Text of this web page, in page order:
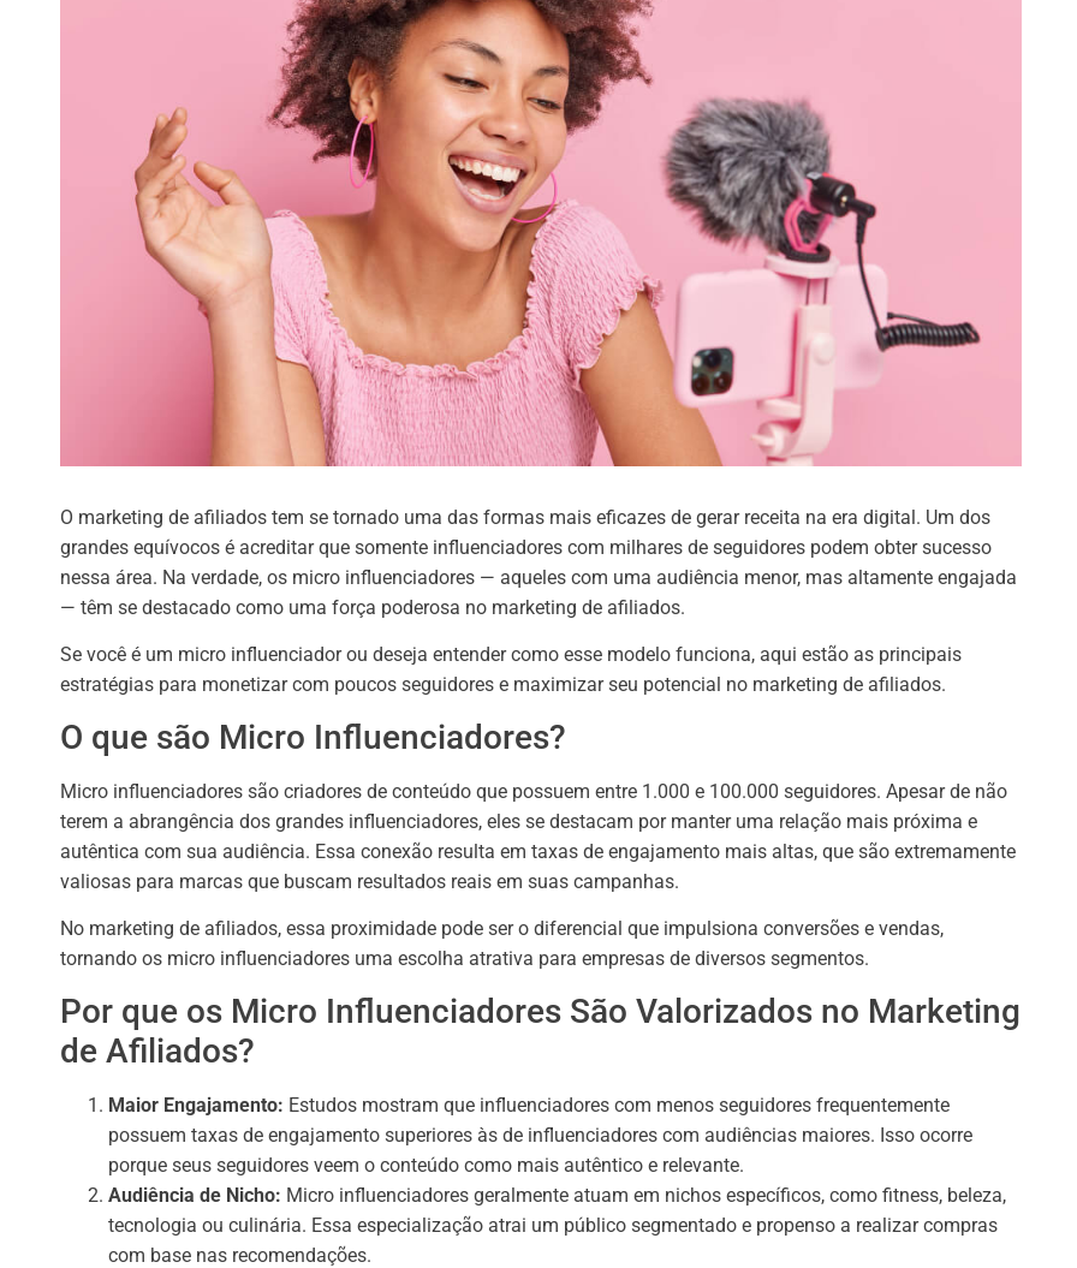
O marketing de afiliados tem se tornado uma das formas mais eficazes de gerar receita na era digital. Um dos
grandes equívocos é acreditar que somente influenciadores com milhares de seguidores podem obter sucesso
nessa área. Na verdade, os micro influenciadores — aqueles com uma audiência menor, mas altamente engajada
— têm se destacado como uma força poderosa no marketing de afiliados.
Se você é um micro influenciador ou deseja entender como esse modelo funciona, aqui estão as principais
estratégias para monetizar com poucos seguidores e maximizar seu potencial no marketing de afiliados.
O que são Micro Influenciadores?
Micro influenciadores são criadores de conteúdo que possuem entre 1.000 e 100.000 seguidores. Apesar de não
terem a abrangência dos grandes influenciadores, eles se destacam por manter uma relação mais próxima e
autêntica com sua audiência. Essa conexão resulta em taxas de engajamento mais altas, que são extremamente
valiosas para marcas que buscam resultados reais em suas campanhas.
No marketing de afiliados, essa proximidade pode ser o diferencial que impulsiona conversões e vendas,
tornando os micro influenciadores uma escolha atrativa para empresas de diversos segmentos.
Por que os Micro Influenciadores São Valorizados no Marketing
de Afiliados?
Maior Engajamento: Estudos mostram que influenciadores com menos seguidores frequentemente
possuem taxas de engajamento superiores às de influenciadores com audiências maiores. Isso ocorre
porque seus seguidores veem o conteúdo como mais autêntico e relevante.
Audiência de Nicho: Micro influenciadores geralmente atuam em nichos específicos, como fitness, beleza,
tecnologia ou culinária. Essa especialização atrai um público segmentado e propenso a realizar compras
com base nas recomendações.